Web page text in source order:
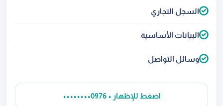
السجل التجاري
البيانات الأساسية
وسائل التواصل
••••••••0976 • اضغط للإظهار